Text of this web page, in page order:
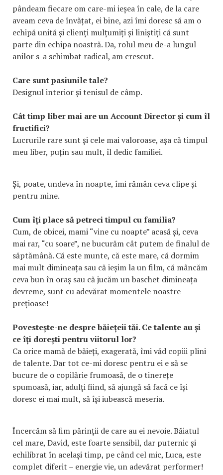
pândeam fiecare om care-mi ieșea în cale, de la care
aveam ceva de învățat, ei bine, azi îmi doresc să am o
echipă unită și clienți mulțumiți și liniștiți că sunt
parte din echipa noastră. Da, rolul meu de-a lungul
anilor s-a schimbat radical, am crescut.
Care sunt pasiunile tale?
Designul interior și tenisul de câmp.
Cât timp liber mai are un Account Director și cum îl
fructifici?
Lucrurile rare sunt și cele mai valoroase, așa că timpul
meu liber, puțin sau mult, îl dedic familiei.
Și, poate, undeva în noapte, îmi rămân ceva clipe și
pentru mine.
Cum îți place să petreci timpul cu familia?
Cum, de obicei, mami “vine cu noapte” acasă și, ceva
mai rar, “cu soare”, ne bucurăm cât putem de finalul de
săptămână. Că este munte, că este mare, că dormim
mai mult dimineața sau că ieșim la un film, că mâncăm
ceva bun în oraș sau că jucăm un baschet dimineața
devreme, sunt cu adevărat momentele noastre
prețioase!
Povestește-ne despre băiețeii tăi. Ce talente au și
ce îți dorești pentru viitorul lor?
Ca orice mamă de băieți, exagerată, îmi văd copiii plini
de talente. Dar tot ce-mi doresc pentru ei e să se
bucure de o copilărie frumoasă, de o tinerețe
spumoasă, iar, adulți fiind, să ajungă să facă ce își
doresc ei mai mult, să își iubească meseria.
Încercăm să fim părinții de care au ei nevoie. Băiatul
cel mare, David, este foarte sensibil, dar puternic și
echilibrat în același timp, pe când cel mic, Luca, este
complet diferit – energie vie, un adevărat performer!